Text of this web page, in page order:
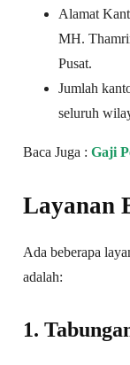
Alamat
MH.
Pusat.
Jumlah
seluruh
Baca Juga :Gaji
Layanan
Ada beberapa
adalah:
1.